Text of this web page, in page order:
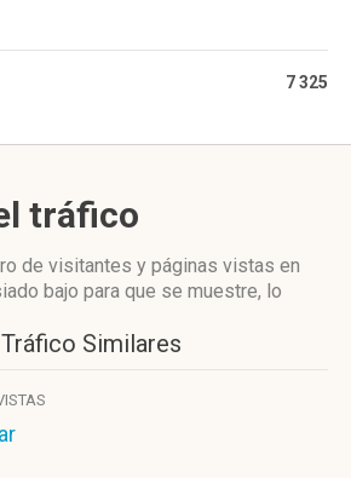
7 325
tráfico
de visitantes y páginas vistas en
bajo para que se muestre, lo
Similares